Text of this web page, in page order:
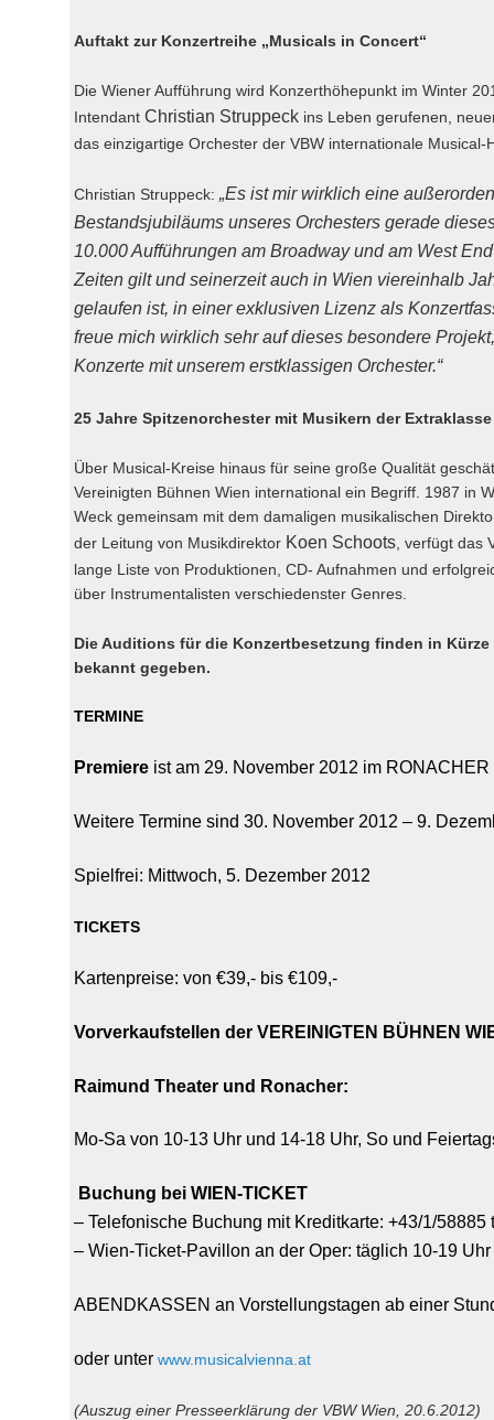
Auftakt zur Konzertreihe „Musicals in Concert“
Die Wiener Aufführung wird Konzerthöhepunkt im Winter
Intendant Christian Struppeckins Leben gerufenen,
das einzigartige Orchester der VBW internationale
Christian Struppeck: „Es ist mir wirklich eine
Bestandsjubiläums unseres Orchesters gerade
10.000 Aufführungen am Broadway und am West
Zeiten gilt und seinerzeit auch in Wien viereinhalb
gelaufen ist, in einer exklusiven Lizenz als
freue mich wirklich sehr auf dieses besondere
Konzerte mit unserem erstklassigen Orchester.“
25 Jahre Spitzenorchester mit Musikern der Extraklasse
Über Musical-Kreise hinaus für seine große Qualität
Vereinigten Bühnen Wien international ein Begriff. 1987 in
Weck gemeinsam mit dem damaligen musikalischen
der Leitung von Musikdirektor Koen Schoots, verfügt das
lange Liste von Produktionen, CD- Aufnahmen und
über Instrumentalisten verschiedenster Genres.
Die Auditions für die Konzertbesetzung finden in
bekannt gegeben.
TERMINE
Premiereist am 29. November 2012 im RONACHER
Weitere Termine sind 30. November 2012 – 9.
Spielfrei: Mittwoch, 5. Dezember 2012
TICKETS
Kartenpreise: von €39,- bis €109,-
Vorverkaufstellen der VEREINIGTEN BÜHNEN
Raimund Theater und Ronacher:
Mo-Sa von 10-13 Uhr und 14-18 Uhr, So und
Buchung bei WIEN-TICKET
– Telefonische Buchung mit Kreditkarte: +43/1/58885
– Wien-Ticket-Pavillon an der Oper: täglich 10-19 Uhr
ABENDKASSEN an Vorstellungstagen ab einer
oder unter www.musicalvienna.at
(Auszug einer Presseerklärung der VBW Wien, 20.6.2012)